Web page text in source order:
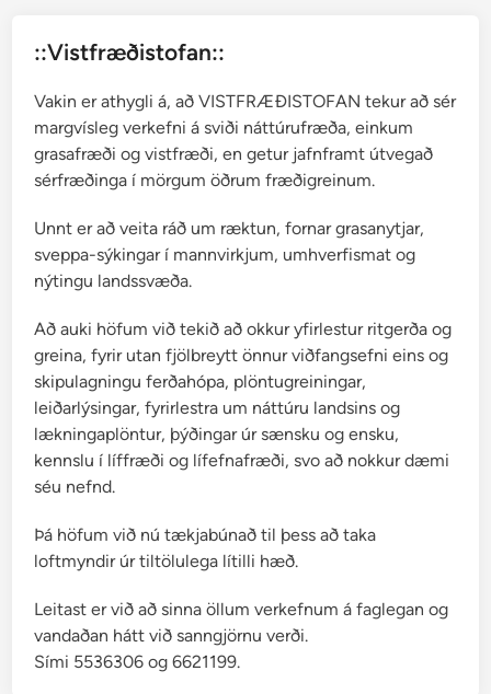
a
r
::Vistfræðistofan::
Vakin er athygli á, að VISTFRÆÐISTOFAN tekur að sér
margvísleg verkefni á sviði náttúrufræða, einkum
grasafræði og vistfræði, en getur jafnframt útvegað
sérfræðinga í mörgum öðrum fræðigreinum.
Unnt er að veita ráð um ræktun, fornar grasanytjar,
sveppa-sýkingar í mannvirkjum, umhverfismat og
nýtingu landssvæða.
Að auki höfum við tekið að okkur yfirlestur ritgerða og
greina, fyrir utan fjölbreytt önnur viðfangsefni eins og
skipulagningu ferðahópa, plöntugreiningar,
leiðarlýsingar, fyrirlestra um náttúru landsins og
lækningaplöntur, þýðingar úr sænsku og ensku,
kennslu í líffræði og lífefnafræði, svo að nokkur dæmi
séu nefnd.
Þá höfum við nú tækjabúnað til þess að taka
loftmyndir úr tiltölulega lítilli hæð.
Leitast er við að sinna öllum verkefnum á faglegan og
vandaðan hátt við sanngjörnu verði.
Sími 5536306 og 6621199.